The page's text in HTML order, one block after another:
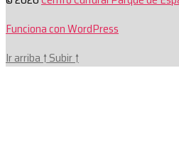
Funciona con WordPress
Ir arriba↑Subir↑